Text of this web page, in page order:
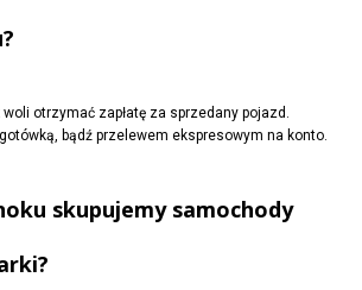
?
otrzymać zapłatę za sprzedany pojazd.
bądź przelewem ekspresowym na konto.
skupujemy samochody